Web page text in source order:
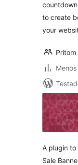
to create
your
Pritom
A plugin to
Sale